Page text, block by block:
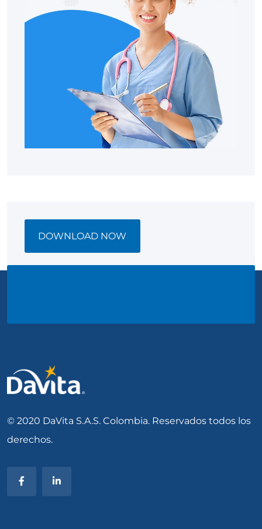
DOWNLOAD NOW
© 2020 DaVita S.A.S. Colombia. Reservados todos los
derechos.